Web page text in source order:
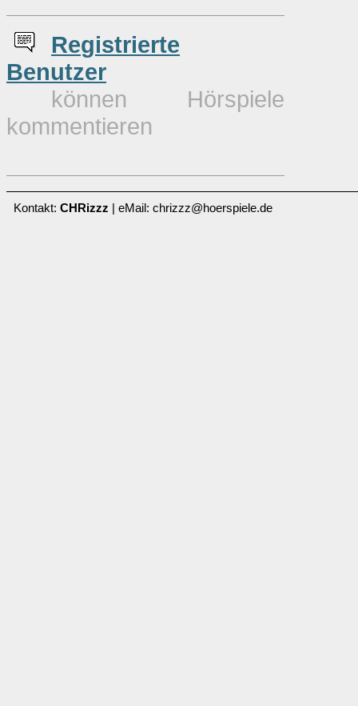
Registrierte
Benutzer
können Hörspiele
kommentieren
Kontakt: CHRizzz | eMail: chrizzz@hoerspiele.de